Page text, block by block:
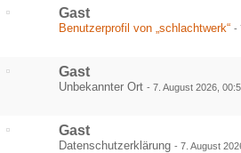
Gast
Benutzerprofil von „schlachtwerk“ -
Gast
Unbekannter Ort - 7. August 2026,
Gast
Datenschutzerklärung - 7. August